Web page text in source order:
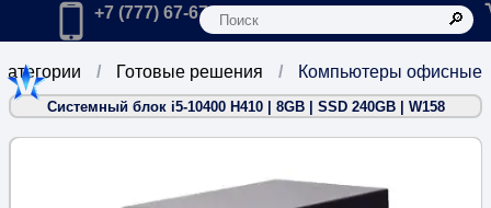
Главная
Позвонить в компанию по телефону:
+7 (777) 67-67-666
Компьютеры офисные
Готовые решения
Системный блок i5-10400 H410 | 8GB | SSD 240GB | W158